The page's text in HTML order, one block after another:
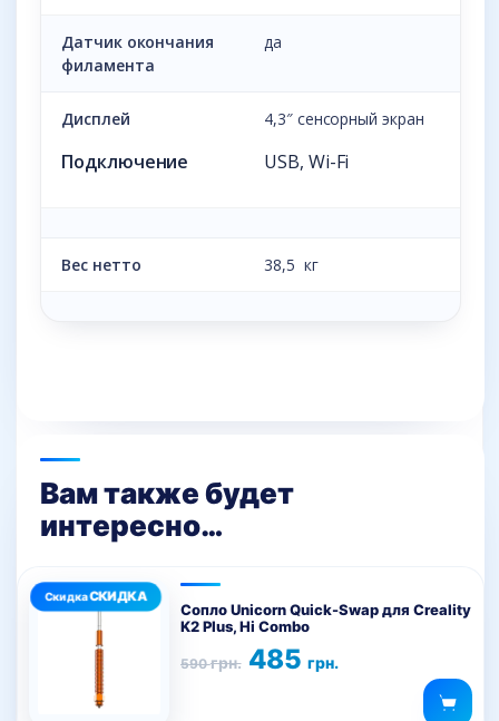
Датчик окончания
филамента
да
Дисплей
Подключение
4,3″ сенсорный экран
USB, Wi-Fi
Вес нетто 38,5 кг
Вам также будет
интересно…
Сопло Unicorn Quick-Swap для Creality
K2 Plus, Hi Combo
590грн.
Первоначальная
цена
485грн.
Текущая
цена:
Этот
товар
несколько
вариаций.